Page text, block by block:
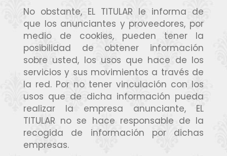
No obstante, EL TITULAR le informa de
que los anunciantes y proveedores, por
medio de cookies, pueden tener la
posibilidad de obtener información
sobre usted, los usos que hace de los
servicios y sus movimientos a través de
la red. Por no tener vinculación con los
usos que de dicha información pueda
realizar la empresa anunciante, EL
TITULAR no se hace responsable de la
recogida de información por dichas
empresas.